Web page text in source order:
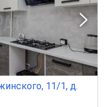
11/1, д.